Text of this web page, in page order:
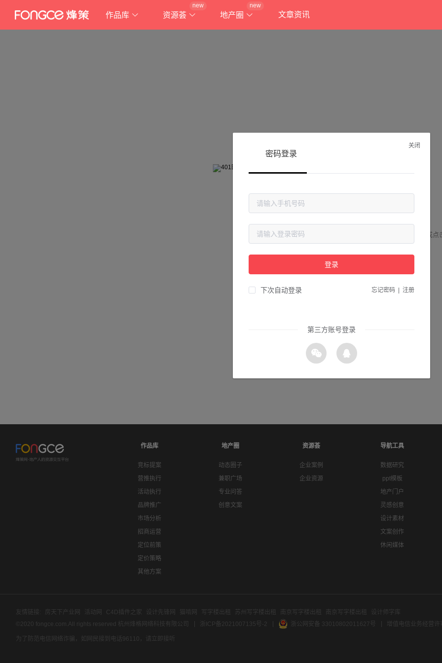
作品库 资源荟
new
地产圈
new
文章资讯
抱歉!
请检查您输入的网址是否正确，或点
作品库
竞标提案
营推执行
活动执行
品牌推广
市场分析
招商运营
定位前策
定价策略
其他方案
地产圈
动态圈子
兼职广场
专业问答
创意文案
资源荟
企业案例
企业资源
导航工具
数据研究
ppt模板
地产门户
灵感创意
设计素材
文案创作
休闲媒体
友情链接: 房天下产业网 活动网 C4D插件之家 设计先锋网 猫啃网 写字楼出租 苏州写字楼出租 南京写字楼出租 南京写字楼出租
设计师字库
©2020 fongce.com.All rights reserved 杭州烽格网络科技有限公司
浙ICP备2021007135号-2 浙公网安备 33010802011627号 增值电信业务经营
为了防范电信网络诈骗，如网民接到电话96110，请立即接听
关闭
密码登录
登录
下次自动登录 忘记密码 注册
第三方账号登录